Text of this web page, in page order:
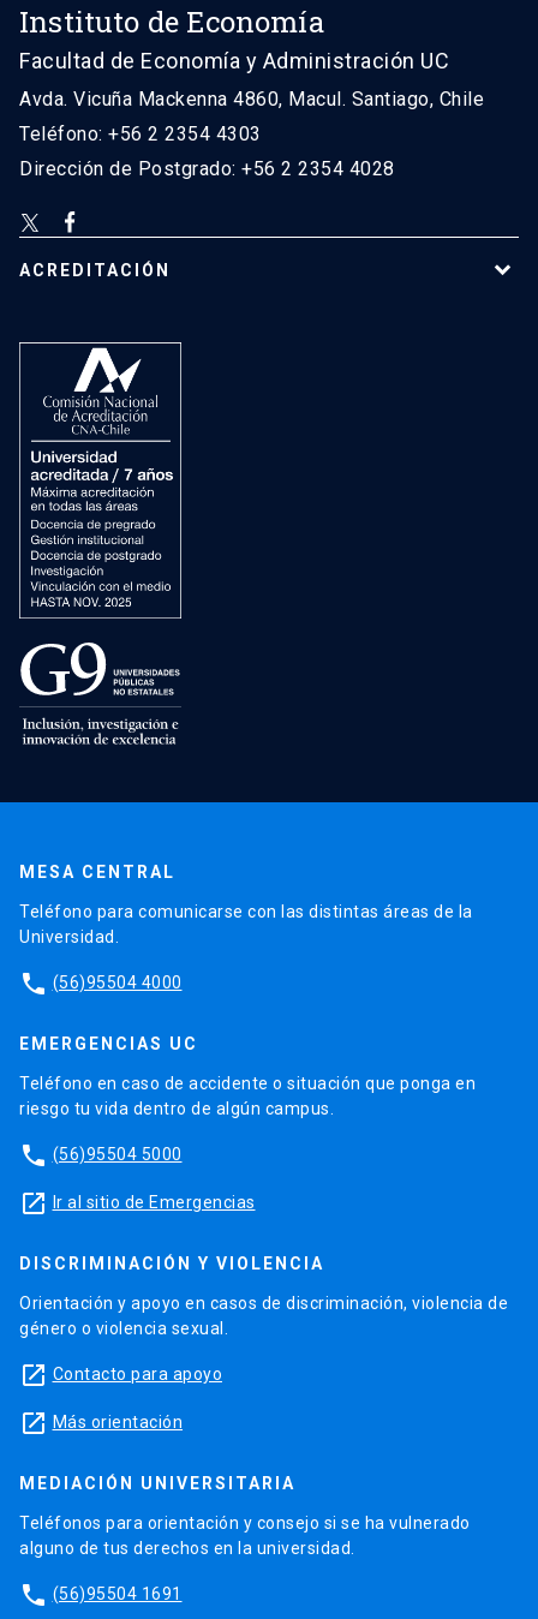
Instituto de Economía
Facultad de Economía y Administración UC
Avda. Vicuña Mackenna 4860, Macul. Santiago, Chile
Teléfono: +56 2 2354 4303
Dirección de Postgrado: +56 2 2354 4028
ACREDITACIÓN
MESA CENTRAL
Teléfono para comunicarse con las distintas áreas de la
Universidad.
phone (56)95504 4000
EMERGENCIAS UC
Teléfono en caso de accidente o situación que ponga en
riesgo tu vida dentro de algún campus.
phone (56)95504 5000
launch Ir al sitio de Emergencias
DISCRIMINACIÓN Y VIOLENCIA
Orientación y apoyo en casos de discriminación, violencia de
género o violencia sexual.
launch Contacto para apoyo
launch Más orientación
MEDIACIÓN UNIVERSITARIA
Teléfonos para orientación y consejo si se ha vulnerado
alguno de tus derechos en la universidad.
phone (56)95504 1691